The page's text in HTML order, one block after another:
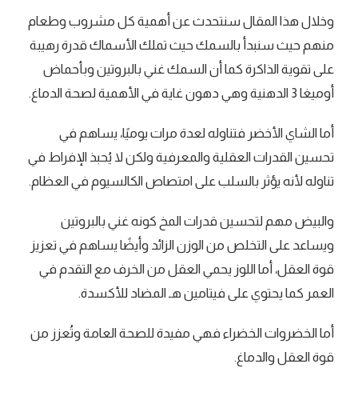
وخلال هذا المقال سنتحدث عن أهمية كل مشروب وطعام
منهم حيث سنبدأ بالسمك حيث تملك الأسماك قدرة رهيبة
على تقوية الذاكرة كما أن السمك غني بالبروتين وبأحماض
أوميغا 3 الدهنية وهي دهون غاية في الأهمية لصحة الدماغ.
أما الشاي الأخضر فتناوله لعدة مرات يوميًا، يساهم في
تحسين القدرات العقلية والمعرفية ولكن لا يُحبذ الإفراط في
تناوله لأنه يؤثر بالسلب على امتصاص الكالسيوم في العظام.
والبيض مهم لتحسين قدرات المخ كونه غني بالبروتين
ويساعد على التخلص من الوزن الزائد وأيضًا يساهم في تعزيز
قوة العقل، أما اللوز يحمي العقل من الخرف مع التقدم في
العمر كما يحتوي على فيتامين هـ المضاد للأكسدة.
أما الخضروات الخضراء فهي مفيدة للصحة العامة وتُعزز من
قوة العقل والدماغ.